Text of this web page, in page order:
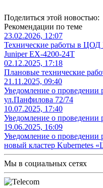
Поделиться этой новостью:
Рекомендации по теме
23.02.2026, 12:07
Технические работы в ЦОД
Juniper EX-4200-24T
02.12.2025, 17:18
Плановые технические
21.11.2025, 09:40
Уведомление о
ул.Панфилова 72/74
10.07.2025, 17:40
Уведомление о проведении
19.06.2025, 16:09
Уведомление о проведении
новый кластер Kubernetes
Мы в социальных сетях